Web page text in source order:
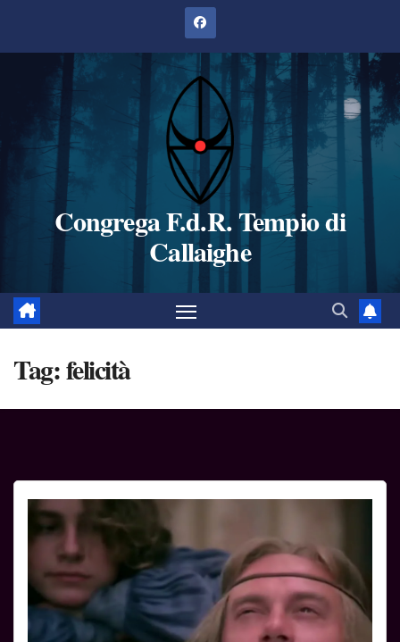
Congrega F.d.R. Tempio di
Callaighe
Tag:felicità